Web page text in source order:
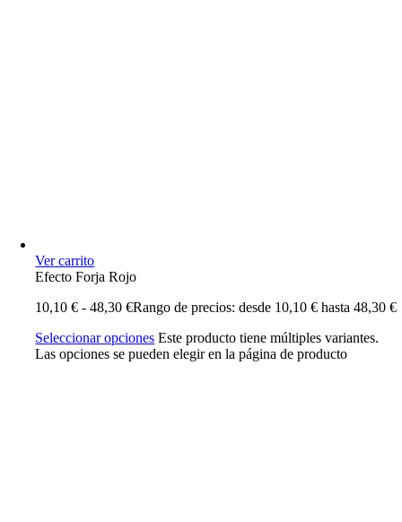
Ver carrito
Efecto Forja Rojo
10,10€ - 48,30€Rango de precios: desde 10,10 € hasta 48,30 €
Seleccionar opciones Este producto tiene múltiples variantes.
Las opciones se pueden elegir en la página de producto